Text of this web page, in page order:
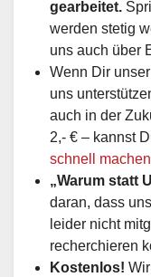
gearbeitet.
werden stetig
uns auch über
Wenn Dir
uns
auch in der
2,- € – kannst
schnell
„Warum statt
daran, dass
leider nicht
recherchieren
Kostenlos!